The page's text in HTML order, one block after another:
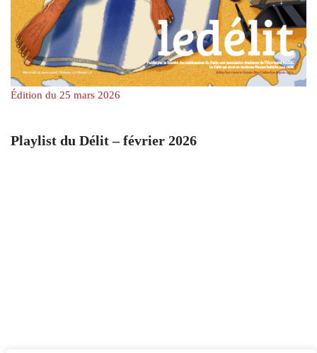
Édition du 25 mars 2026
Playlist du Délit – février 2026